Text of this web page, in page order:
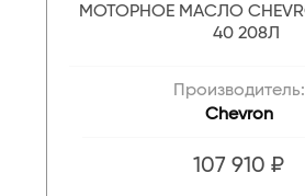
МОТОРНОЕ МАСЛО
40 208Л
Производитель:
Chevron
107 910 ₽